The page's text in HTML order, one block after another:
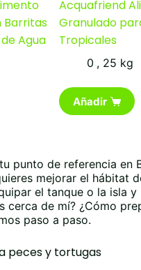
Barritas
Agua
Acquafriend
Granulado
Tropicales
0 , 25 kg
Añadir
punto de referencia en
mejorar el hábitat
el tanque o la isla y
cerca de mí? ¿Cómo
paso a paso.
peces y tortugas